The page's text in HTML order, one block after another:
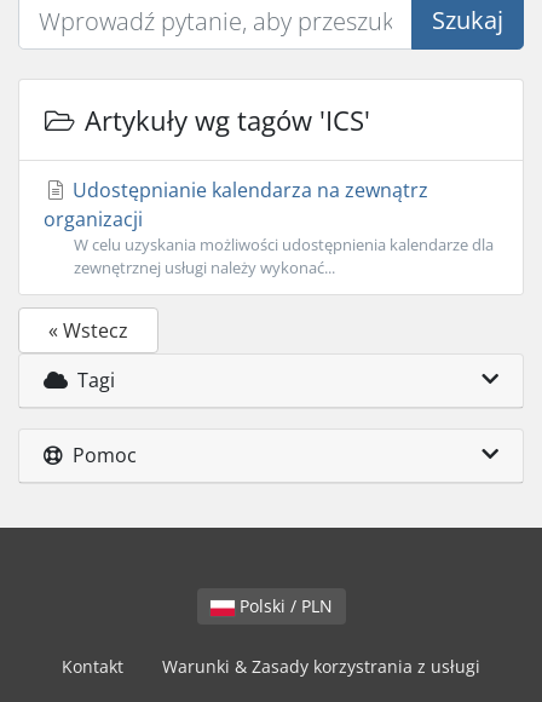
Szukaj
Artykuły wg tagów 'ICS'
Udostępnianie kalendarza na zewnątrz
organizacji
W celu uzyskania możliwości udostępnienia kalendarze dla
zewnętrznej usługi należy wykonać...
« Wstecz
Tagi
Pomoc
Polski / PLN
Kontakt Warunki & Zasady korzystrania z usługi